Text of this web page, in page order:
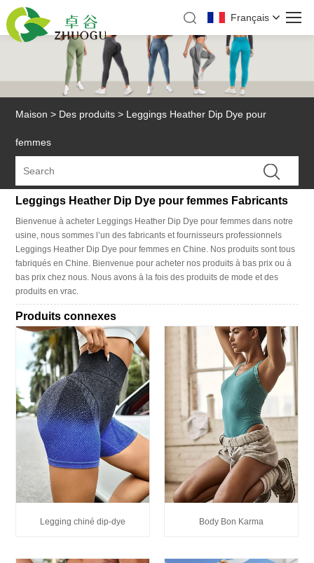
Français
Maison > Des produits > Leggings Heather Dip Dye pour
femmes
Leggings Heather Dip Dye pour femmes Fabricants
Bienvenue à acheter Leggings Heather Dip Dye pour femmes dans notre
usine, nous sommes l’un des fabricants et fournisseurs professionnels
Leggings Heather Dip Dye pour femmes en Chine. Nos produits sont tous
fabriqués en Chine. Bienvenue pour acheter nos produits à bas prix ou à
bas prix chez nous. Nous avons à la fois des produits de mode et des
produits en vrac.
Produits connexes
Legging chiné dip-dye Body Bon Karma